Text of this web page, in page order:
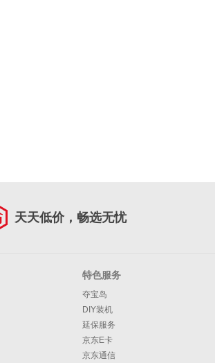
天天低价，畅选无忧
特色服务
夺宝岛
DIY装机
延保服务
京东E卡
京东通信